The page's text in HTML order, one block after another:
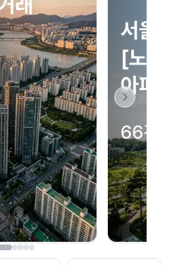
도 연결 안내
지 않아 지도를 불러올 수 없습니다.
드려 죄송합니다.
시 시도